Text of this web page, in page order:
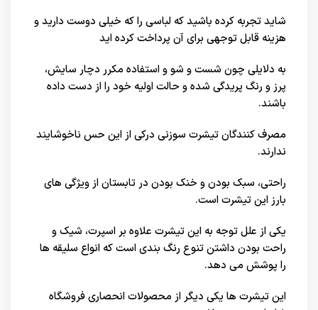
شاید تجربه کرده باشید که لباسی را که خیلی دوست دارید و
هزینه قابل توجهی برای آن پرداخت کرده اید
به دلایلی چون شست و شو و استفاده مکرر دچار سایش،
پرز و رنگ پریدگی شده و حالت اولیه خود را از دست داده
باشند.
مصرف کنندگان تیشرت سوزنی درکی از این حس ناخوشایند
ندارند.
راحتی، سبک بودن و خنک بودن در تابستان از ویژگی های
بارز این تیشرت است.
یکی از علل توجه به این تیشرت علاوه بر اسپرت، شیک و
راحت بودن داشتن تنوع رنگ بندی است که انواع سلیقه ها
را پوشش می دهد.
این تیشرت ها یکی دیگر از محصولات انحصاریفروشگاه